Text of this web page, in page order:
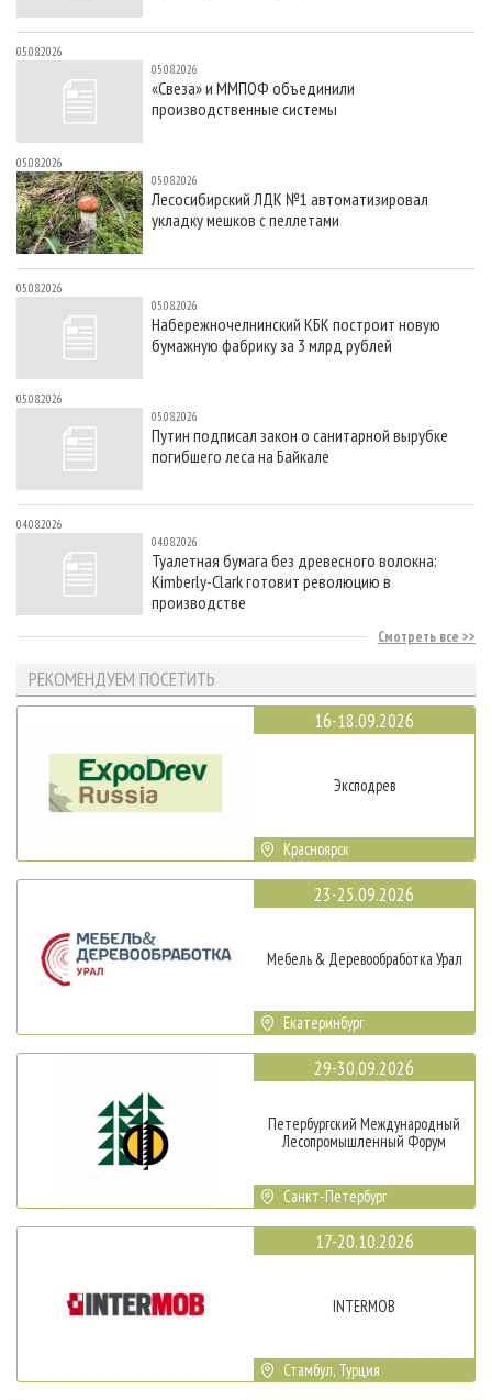
05.08.2026
05.08.2026
«Свеза» и ММПОФ объединили
производственные системы
05.08.2026
05.08.2026
Лесосибирский ЛДК №1 автоматизировал
укладку мешков с пеллетами
05.08.2026
05.08.2026
Набережночелнинский КБК построит новую
бумажную фабрику за 3 млрд рублей
05.08.2026
05.08.2026
Путин подписал закон о санитарной вырубке
погибшего леса на Байкале
04.08.2026
04.08.2026
Туалетная бумага без древесного волокна:
Kimberly-Clark готовит революцию в
производстве
Смотреть все
РЕКОМЕНДУЕМ ПОСЕТИТЬ
16-18.09.2026
Эксподрев
Красноярск
23-25.09.2026
Мебель & Деревообработка Урал
Екатеринбург
29-30.09.2026
Петербургский Международный
Лесопромышленный Форум
Санкт-Петербург
17-20.10.2026
INTERMOB
Стамбул, Турция